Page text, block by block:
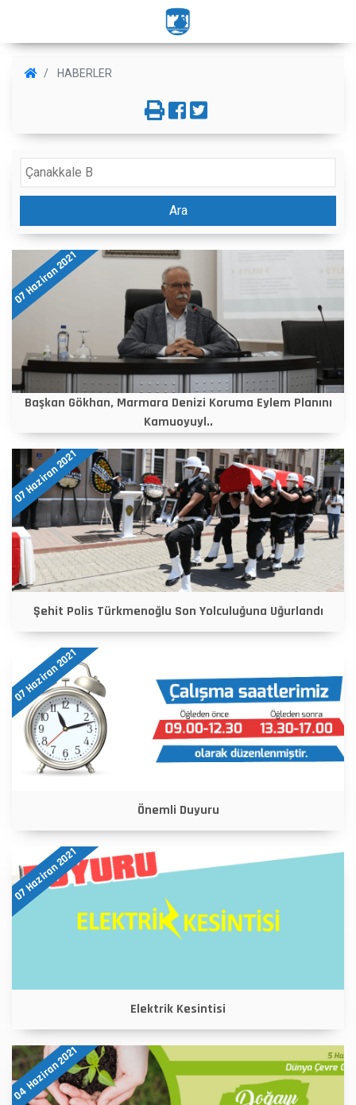
HABERLER
Ara
07 Haziran 2021
Başkan Gökhan, Marmara Denizi Koruma Eylem Planını
Kamuoyuyl..
07 Haziran 2021
Şehit Polis Türkmenoğlu Son Yolculuğuna Uğurlandı
07 Haziran 2021
Önemli Duyuru
07 Haziran 2021
Elektrik Kesintisi
04 Haziran 2021